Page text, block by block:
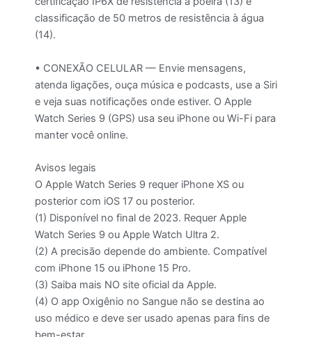
classificação de 50 metros de resistência à água
(14).
• CONEXÃO CELULAR — Envie mensagens,
atenda ligações, ouça música e podcasts, use a Siri
e veja suas notificações onde estiver. O Apple
Watch Series 9 (GPS) usa seu iPhone ou Wi-Fi para
manter você online.
Avisos legais
O Apple Watch Series 9 requer iPhone XS ou
posterior com iOS 17 ou posterior.
(1) Disponível no final de 2023. Requer Apple
Watch Series 9 ou Apple Watch Ultra 2.
(2) A precisão depende do ambiente. Compatível
com iPhone 15 ou iPhone 15 Pro.
(3) Saiba mais NO site oficial da Apple.
(4) O app Oxigênio no Sangue não se destina ao
uso médico e deve ser usado apenas para fins de